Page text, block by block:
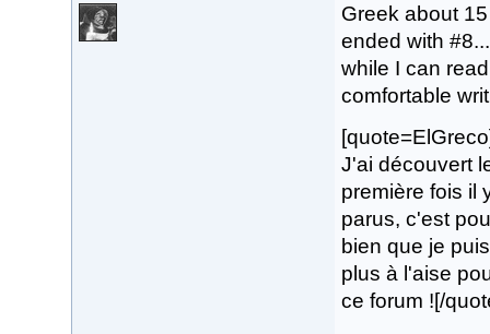
Greek about
ended with
while I can
comfortable
J'ai découvert
première fois il
parus, c'est
bien que je
plus à l'aise
ce forum ![/